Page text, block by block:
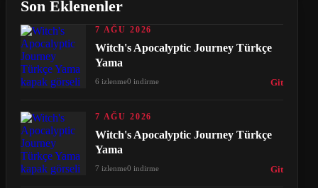
Son Eklenenler
7 AĞU 2026
Witch's Apocalyptic Journey Türkçe
Yama
6 izlenme0 indirme Git
7 AĞU 2026
Witch's Apocalyptic Journey Türkçe
Yama
7 izlenme0 indirme Git